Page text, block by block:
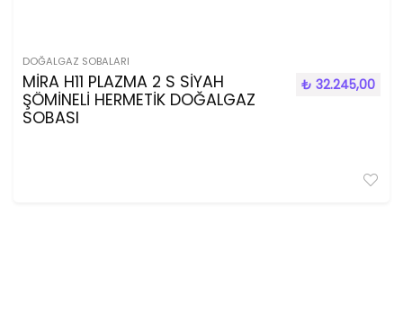
DOĞALGAZ SOBALARI
MİRA H11 PLAZMA 2 S SİYAH
ŞÖMİNELİ HERMETİK DOĞALGAZ
SOBASI
₺ 32.245,00